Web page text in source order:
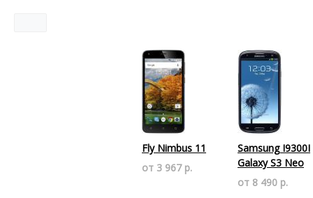
Fly Nimbus 11
от 3 967 р.
Samsung I9300I
Galaxy S3 Neo
от 8 490 р.